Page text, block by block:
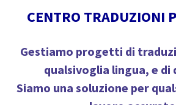
CENTRO TRADUZIONI
Gestiamo progetti di
qualsivoglia lingua, e di
Siamo una soluzione per